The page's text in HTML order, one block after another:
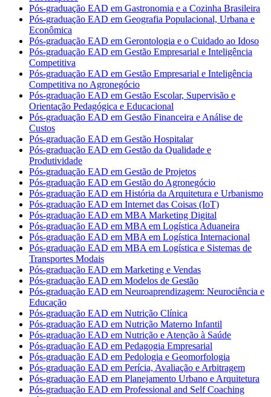
Pós-graduação EAD em Gastronomia e a Cozinha Brasileira
Pós-graduação EAD em Geografia Populacional, Urbana e
Econômica
Pós-graduação EAD em Gerontologia e o Cuidado ao Idoso
Pós-graduação EAD em Gestão Empresarial e Inteligência
Competitiva
Pós-graduação EAD em Gestão Empresarial e Inteligência
Competitiva no Agronegócio
Pós-graduação EAD em Gestão Escolar, Supervisão e
Orientação Pedagógica e Educacional
Pós-graduação EAD em Gestão Financeira e Análise de
Custos
Pós-graduação EAD em Gestão Hospitalar
Pós-graduação EAD em Gestão da Qualidade e
Produtividade
Pós-graduação EAD em Gestão de Projetos
Pós-graduação EAD em Gestão do Agronegócio
Pós-graduação EAD em História da Arquitetura e Urbanismo
Pós-graduação EAD em Internet das Coisas (IoT)
Pós-graduação EAD em MBA Marketing Digital
Pós-graduação EAD em MBA em Logística Aduaneira
Pós-graduação EAD em MBA em Logística Internacional
Pós-graduação EAD em MBA em Logística e Sistemas de
Transportes Modais
Pós-graduação EAD em Marketing e Vendas
Pós-graduação EAD em Modelos de Gestão
Pós-graduação EAD em Neuroaprendizagem: Neurociência e
Educação
Pós-graduação EAD em Nutrição Clínica
Pós-graduação EAD em Nutrição Materno Infantil
Pós-graduação EAD em Nutrição e Atenção à Saúde
Pós-graduação EAD em Pedagogia Empresarial
Pós-graduação EAD em Pedologia e Geomorfologia
Pós-graduação EAD em Perícia, Avaliação e Arbitragem
Pós-graduação EAD em Planejamento Urbano e Arquitetura
Pós-graduação EAD em Professional and Self Coaching